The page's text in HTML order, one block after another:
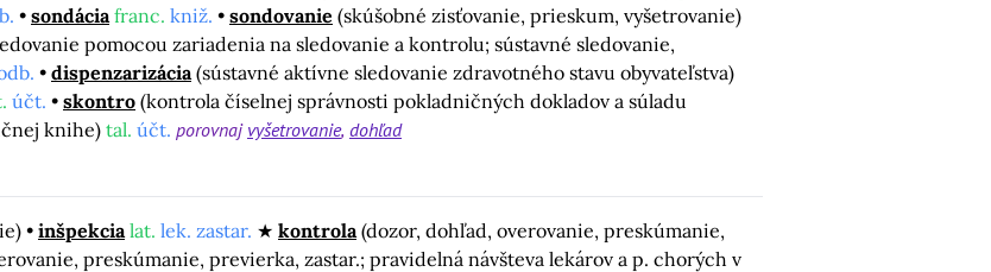
sondácia franc. kniž. sondovanie (skúšobné zisťovanie, prieskum, vyšetrovanie)
pomocou zariadenia na sledovanie a kontrolu; sústavné sledovanie,
dispenzarizácia (sústavné aktívne sledovanie zdravotného stavu obyvateľstva)
účt. skontro (kontrola číselnej správnosti pokladničných dokladov a súladu
knihe) tal. účt. porovnaj vyšetrovanie dohľad
inšpekcia lat. lek. zastar. kontrola (dozor, dohľad, overovanie, preskúmanie,
preskúmanie, previerka, zastar.; pravidelná návšteva lekárov a p. chorých v